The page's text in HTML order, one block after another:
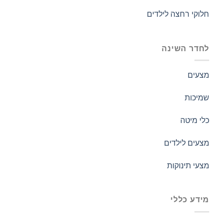
חלוקי רחצה לילדים
לחדר השינה
מצעים
שמיכות
כלי מיטה
מצעים לילדים
מצעי תינוקות
מידע כללי